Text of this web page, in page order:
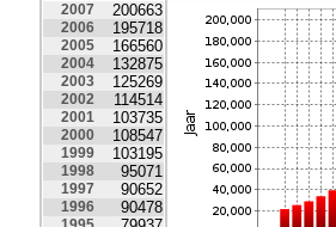
2007 200663
2006 195718
2005 166560
2004 132875
2003 125269
2002 114514
2001 103735
2000 108547
1999 103195
1998 95071
1997 90652
1996 90478